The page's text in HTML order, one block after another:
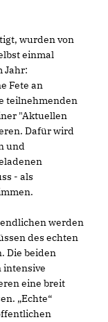
wurden von
einmal
Jahr:
Fete an
teilnehmenden
"Aktuellen
Dafür wird
und
- als
werden
des echten
Die beiden
intensive
eine breit
„Echte“